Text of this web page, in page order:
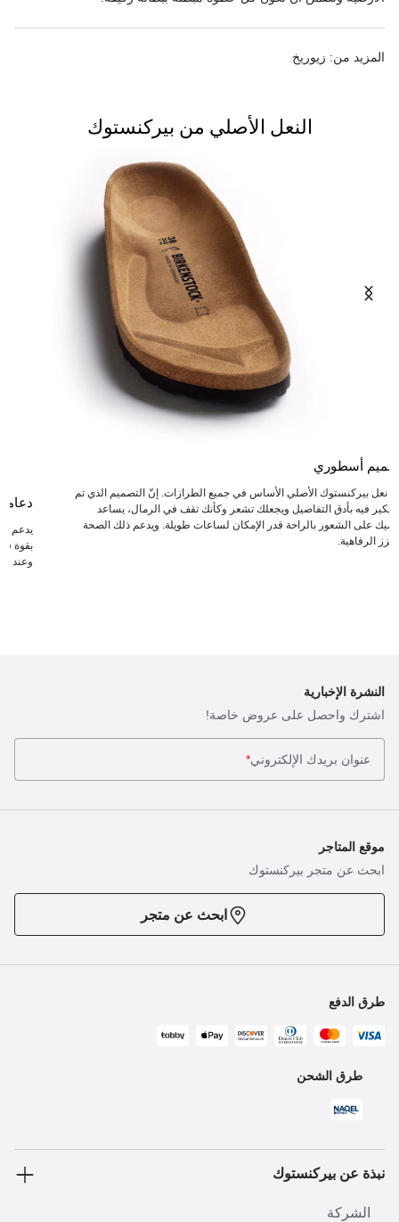
المزيد من: زيوريخ
النعل الأصلي من بيركنستوك
أسطوري
نعل بيركنستوك الأصلي الأساس في جميع الطرازات. إنّ التصميم الذي تم
فيه بأدق التفاصيل ويجعلك تشعر وكأنك تقف في الرمال، يساعد
على الشعور بالراحة قدر الإمكان لساعات طويلة. ويدعم ذلك الصحة
الرفاهية.
يدعم
بقوة
وعند
النشرة الإخبارية
اشترك واحصل على عروض خاصة!
عنوان بريدك الإلكتروني*
موقع المتاجر
ابحث عن متجر بيركنستوك
ابحث عن متجر
طرق الدفع
طرق الشحن
نبذة عن بيركنستوك
الشركة